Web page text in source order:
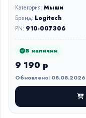
Категория:Мыши
Бренд: Logitech
PN: 910-007306
В наличии
9 190 р
Обновлено: 08.08.2026